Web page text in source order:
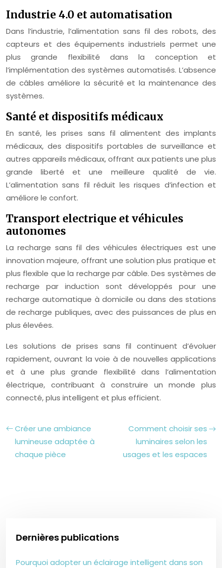
Industrie 4.0 et automatisation
Dans l’industrie, l’alimentation sans fil des robots, des
capteurs et des équipements industriels permet une
plus grande flexibilité dans la conception et
l’implémentation des systèmes automatisés. L’absence
de câbles améliore la sécurité et la maintenance des
systèmes.
Santé et dispositifs médicaux
En santé, les prises sans fil alimentent des implants
médicaux, des dispositifs portables de surveillance et
autres appareils médicaux, offrant aux patients une plus
grande liberté et une meilleure qualité de vie.
L’alimentation sans fil réduit les risques d’infection et
améliore le confort.
Transport electrique et véhicules
autonomes
La recharge sans fil des véhicules électriques est une
innovation majeure, offrant une solution plus pratique et
plus flexible que la recharge par câble. Des systèmes de
recharge par induction sont développés pour une
recharge automatique à domicile ou dans des stations
de recharge publiques, avec des puissances de plus en
plus élevées.
Les solutions de prises sans fil continuent d’évoluer
rapidement, ouvrant la voie à de nouvelles applications
et à une plus grande flexibilité dans l’alimentation
électrique, contribuant à construire un monde plus
connecté, plus intelligent et plus efficient.
Créer une ambiance
lumineuse adaptée à
chaque pièce
Comment choisir ses
luminaires selon les
usages et les espaces
Dernières publications
Pourquoi adopter un éclairage intelligent dans son